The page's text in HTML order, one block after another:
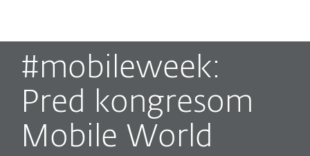
#mobileweek:
Pred kongresom
Mobile World